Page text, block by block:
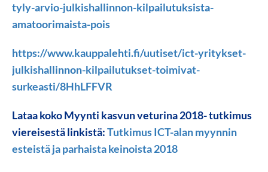
tyly-arvio-julkishallinnon-kilpailutuksista-
amatoorimaista-pois
https://www.kauppalehti.fi/uutiset/ict-yritykset-
julkishallinnon-kilpailutukset-toimivat-
surkeasti/8HhLFFVR
Lataa koko Myynti kasvun veturina 2018- tutkimus
viereisestä linkistä:Tutkimus ICT-alan myynnin
esteistä ja parhaista keinoista 2018